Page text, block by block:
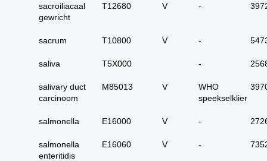
huidadnex-tumoren
huidadnex-tumoren
basaalcelcarcinomen
19. alle (primaire)
melanoom
21. alle melanomen in
sacroiliacaal
gewricht
T12680 V -
sacrum T10800 V -
saliva T5X000 -
salivary duct
carcinoom
M85013 V
WHO
speekselklier
salmonella E16000 V -
salmonella
enteritidis
E16060 V -